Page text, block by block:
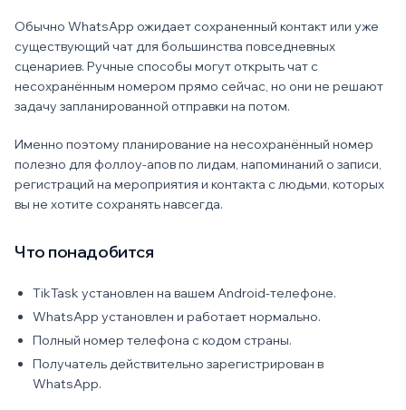
Обычно WhatsApp ожидает сохраненный контакт или уже
существующий чат для большинства повседневных
сценариев. Ручные способы могут открыть чат с
несохранённым номером прямо сейчас, но они не решают
задачу запланированной отправки на потом.
Именно поэтому планирование на несохранённый номер
полезно для фоллоу-апов по лидам, напоминаний о записи,
регистраций на мероприятия и контакта с людьми, которых
вы не хотите сохранять навсегда.
Что понадобится
TikTask установлен на вашем Android-телефоне.
WhatsApp установлен и работает нормально.
Полный номер телефона с кодом страны.
Получатель действительно зарегистрирован в
WhatsApp.